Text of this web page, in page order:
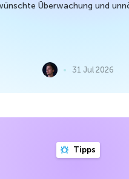
Überwachung und
31 Jul 2026
Tipps